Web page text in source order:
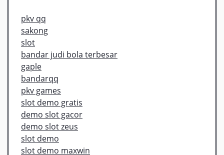
pkv qq
sakong
slot
bandar judi bola terbesar
gaple
bandarqq
pkv games
slot demo gratis
demo slot gacor
demo slot zeus
slot demo
slot demo maxwin